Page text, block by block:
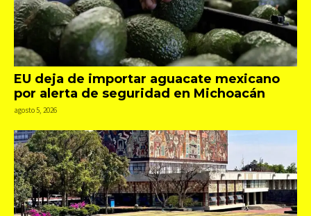
EU deja de importar aguacate mexicano
por alerta de seguridad en Michoacán
agosto 5, 2026